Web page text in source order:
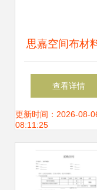
思嘉空间布材
显福建制造实
评省制造业单
织品原料领域
查看详情
更新时间：2026-08-
08:11:25